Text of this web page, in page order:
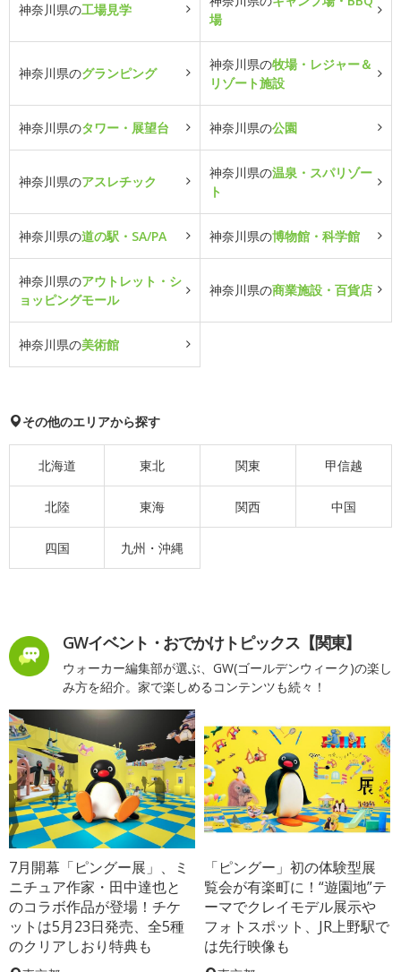
神奈川県の工場見学
場
神奈川県のグランピング
神奈川県の牧場・レジャー＆
リゾート施設
神奈川県のタワー・展望台 神奈川県の公園
神奈川県のアスレチック
神奈川県の温泉・スパリゾー
ト
神奈川県の道の駅・SA/PA 神奈川県の博物館・科学館
神奈川県のアウトレット・シ
ョッピングモール
神奈川県の商業施設・百貨店
神奈川県の美術館
その他のエリアから探す
北海道 東北 関東 甲信越
北陸 東海 関西 中国
四国 九州・沖縄
GWイベント・おでかけトピックス【関東】
ウォーカー編集部が選ぶ、GW(ゴールデンウィーク)の楽し
み方を紹介。家で楽しめるコンテンツも続々！
7月開幕「ピングー展」、ミ
ニチュア作家・田中達也と
のコラボ作品が登場！チケ
ットは5月23日発売、全5種
のクリアしおり特典も
「ピングー」初の体験型展
覧会が有楽町に！“遊園地”テ
ーマでクレイモデル展示や
フォトスポット、JR上野駅で
は先行映像も